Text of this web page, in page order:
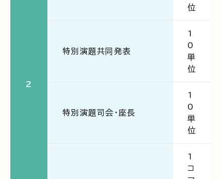
2
位
特別演題共同発表
1
0
単
位
特別演題司会・座長
1
0
単
位
1
コ